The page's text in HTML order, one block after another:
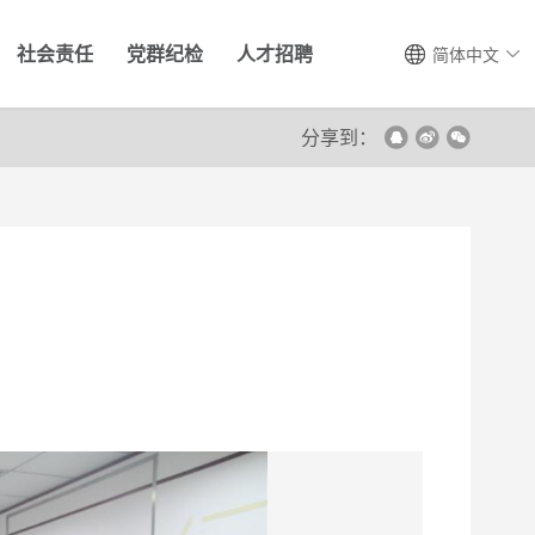
简体中文
社会责任 党群纪检 人才招聘
分享到：